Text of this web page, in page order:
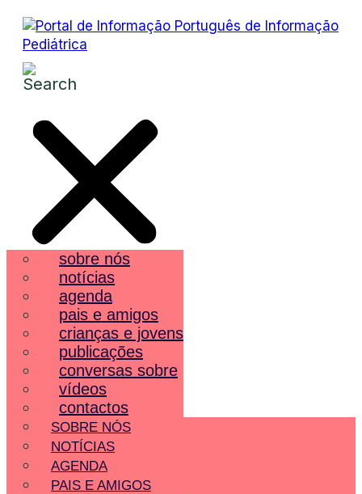
sobre nós
notícias
agenda
pais e amigos
crianças e jovens
publicações
conversas sobre
vídeos
contactos
SOBRE NÓS
NOTÍCIAS
AGENDA
PAIS E AMIGOS